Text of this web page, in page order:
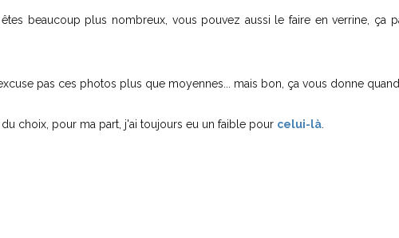
beaucoup plus nombreux, vous pouvez aussi le faire en verrine, ça
pas ces photos plus que moyennes... mais bon, ça vous donne
du choix, pour ma part, j'ai toujours eu un faible pour celui-là